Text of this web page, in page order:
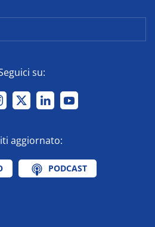
su:
aggiornato:
PODCAST